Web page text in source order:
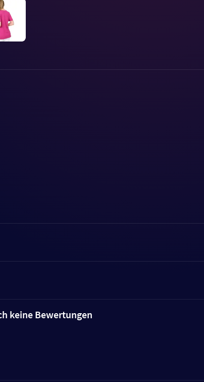
keine Bewertungen